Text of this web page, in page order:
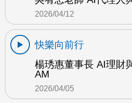
2026/04/12
快樂向前行
楊琇惠董事長 AI理財
AM
2026/04/05